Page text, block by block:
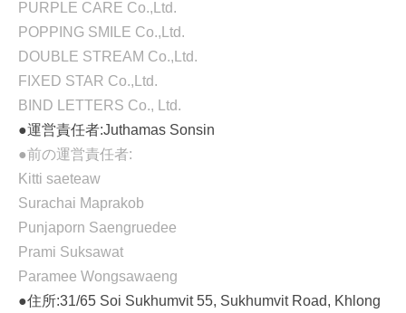
PURPLE CARE Co.,Ltd.
POPPING SMILE Co.,Ltd.
DOUBLE STREAM Co.,Ltd.
FIXED STAR Co.,Ltd.
BIND LETTERS Co., Ltd.
●運営責任者:Juthamas Sonsin
●前の運営責任者:
Kitti saeteaw
Surachai Maprakob
Punjaporn Saengruedee
Prami Suksawat
Paramee Wongsawaeng
●住所:31/65 Soi Sukhumvit 55, Sukhumvit Road, Khlong